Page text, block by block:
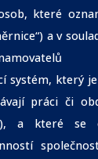
které
a v
systém, který
práci či
a které